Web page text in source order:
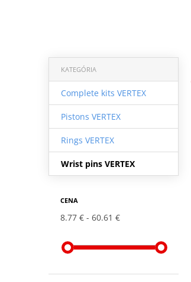
KATEGÓRIA
Complete kits VERTEX
Pistons VERTEX
Rings VERTEX
Wrist pins VERTEX
CENA
8.77 € 60.61 €